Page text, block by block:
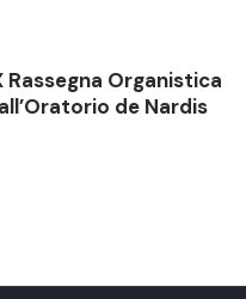
Rassegna Organistica
de Nardis